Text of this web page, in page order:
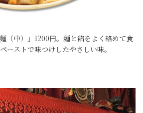
（中）」1200円。麵と餡をよく絡めて食
ーストで味つけしたやさしい味。